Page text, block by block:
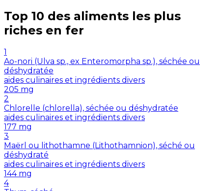
Top 10 des aliments les plus
riches en fer
1
Ao-nori (Ulva sp., ex Enteromorpha sp.), séchée ou
déshydratée
aides culinaires et ingrédients divers
205 mg
2
Chlorelle (chlorella), séchée ou déshydratée
aides culinaires et ingrédients divers
177 mg
3
Maërl ou lithothamne (Lithothamnion), séché ou
déshydraté
aides culinaires et ingrédients divers
144 mg
4